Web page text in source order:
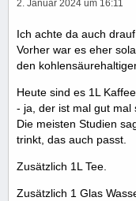
2. Januar 2024 um 16:11
Ich achte da auch
Vorher war es eher
den
Heute sind es 1L
- ja, der ist mal gut mal
Die meisten Studien
trinkt, das auch passt.
Zusätzlich 1L Tee.
Zusätzlich 1 Glas